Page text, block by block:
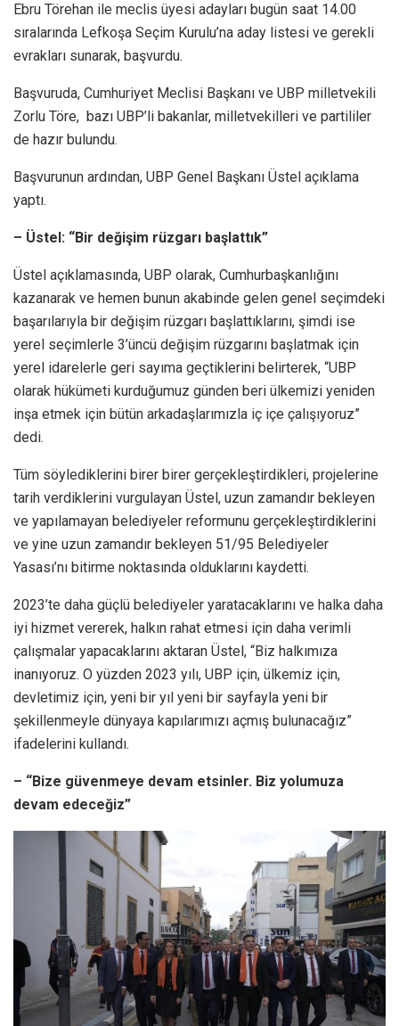
Ebru Törehan ile meclis üyesi adayları bugün saat 14.00
sıralarında Lefkoşa Seçim Kurulu’na aday listesi ve gerekli
evrakları sunarak, başvurdu.
Başvuruda, Cumhuriyet Meclisi Başkanı ve UBP milletvekili
Zorlu Töre, bazı UBP’li bakanlar, milletvekilleri ve partililer
de hazır bulundu.
Başvurunun ardından, UBP Genel Başkanı Üstel açıklama
yaptı.
– Üstel: “Bir değişim rüzgarı başlattık”
Üstel açıklamasında, UBP olarak, Cumhurbaşkanlığını
kazanarak ve hemen bunun akabinde gelen genel seçimdeki
başarılarıyla bir değişim rüzgarı başlattıklarını, şimdi ise
yerel seçimlerle 3’üncü değişim rüzgarını başlatmak için
yerel idarelerle geri sayıma geçtiklerini belirterek, “UBP
olarak hükümeti kurduğumuz günden beri ülkemizi yeniden
inşa etmek için bütün arkadaşlarımızla iç içe çalışıyoruz”
dedi.
Tüm söylediklerini birer birer gerçekleştirdikleri, projelerine
tarih verdiklerini vurgulayan Üstel, uzun zamandır bekleyen
ve yapılamayan belediyeler reformunu gerçekleştirdiklerini
ve yine uzun zamandır bekleyen 51/95 Belediyeler
Yasası’nı bitirme noktasında olduklarını kaydetti.
2023’te daha güçlü belediyeler yaratacaklarını ve halka daha
iyi hizmet vererek, halkın rahat etmesi için daha verimli
çalışmalar yapacaklarını aktaran Üstel, “Biz halkımıza
inanıyoruz. O yüzden 2023 yılı, UBP için, ülkemiz için,
devletimiz için, yeni bir yıl yeni bir sayfayla yeni bir
şekillenmeyle dünyaya kapılarımızı açmış bulunacağız”
ifadelerini kullandı.
– “Bize güvenmeye devam etsinler. Biz yolumuza
devam edeceğiz”